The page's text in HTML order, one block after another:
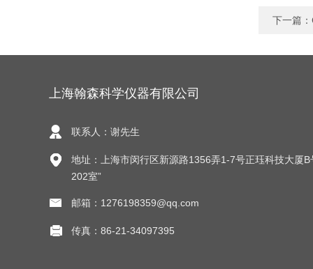
下一篇：
上海翰森科学仪器有限公司
联系人：谢先生
地址：上海市闵行区新源路1356弄1-7号正珏科技大厦B
202室”
邮箱：1276198359@qq.com
传真：86-21-34097395